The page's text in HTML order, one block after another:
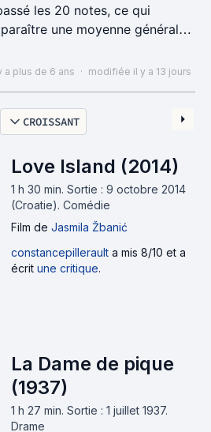
une moyenne générale.
a plus de 6 ans · modifiée il y a 13 jours
CROISSANT
Love Island (2014)
1 h 30 min. Sortie : 9 octobre 2014
(Croatie). Comédie
Film de Jasmila Žbanić
constancepillerault a mis 8/10 et a
écrit une critique.
La Dame de pique
(1937)
1 h 27 min. Sortie : 1 juillet 1937.
Drame